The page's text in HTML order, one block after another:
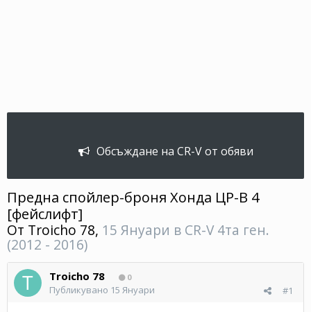
Обсъждане на CR-V от обяви
Предна спойлер-броня Хонда ЦР-В 4
[фейслифт]
От Troicho 78, 15 Януари в CR-V 4та ген.
(2012 - 2016)
Troicho 78 0
#1
Публикувано 15 Януари